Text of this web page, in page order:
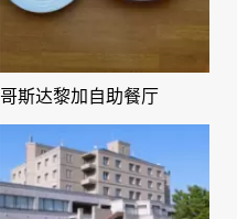
哥斯达黎加自助餐厅